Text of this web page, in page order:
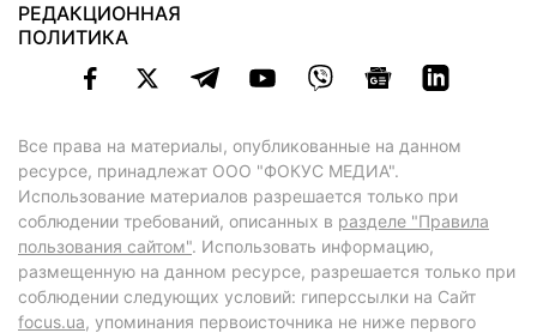
РЕДАКЦИОННАЯ
ПОЛИТИКА
Все права на материалы, опубликованные на данном
ресурсе, принадлежат ООО "ФОКУС МЕДИА".
Использование материалов разрешается только при
соблюдении требований, описанных в разделе "Правила
пользования сайтом". Использовать информацию,
размещенную на данном ресурсе, разрешается только при
соблюдении следующих условий: гиперссылки на Сайт
focus.ua, упоминания первоисточника не ниже первого